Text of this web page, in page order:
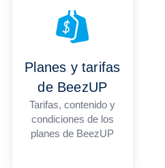
Planes y tarifas
de BeezUP
Tarifas, contenido y
condiciones de los
planes de BeezUP